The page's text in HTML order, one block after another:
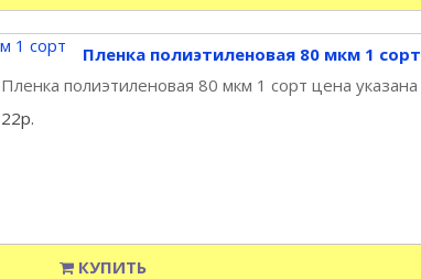
Пленка полиэтиленовая 80 мкм 1 сорт
Пленка полиэтиленовая 80 мкм 1 сорт цена
22р.
КУПИТЬ